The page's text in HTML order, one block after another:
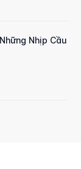
Nhịp Cầu